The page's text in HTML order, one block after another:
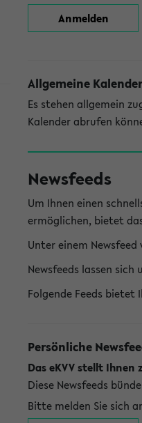
Anmelden
Allgemeine Kalender
Es stehen allgemein
Kalender abrufen
Newsfeeds
Um Ihnen einen
ermöglichen, bietet
Unter einem
Newsfeeds lassen
Folgende Feeds bietet
Persönliche
Das eKVV stellt Ihnen
Diese Newsfeeds
Bitte melden Sie sich